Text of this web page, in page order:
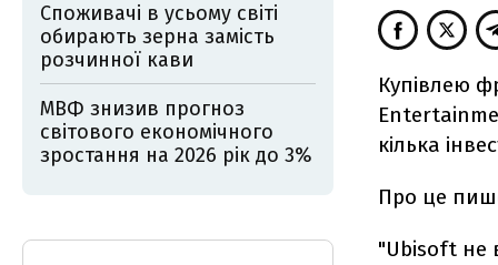
Купівлею
кілька
Про це
"Ubisoft не
Споживачі в усьому світі
обирають зерна замість
розчинної кави
МВФ знизив прогноз
світового економічного
зростання на 2026 рік до 3%